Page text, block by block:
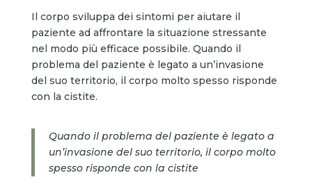
Il corpo sviluppa dei sintomi per aiutare il
paziente ad affrontare la situazione stressante
nel modo più efficace possibile. Quando il
problema del paziente è legato a un’invasione
del suo territorio, il corpo molto spesso risponde
con la cistite.
Quando il problema del paziente è legato a
un’invasione del suo territorio, il corpo molto
spesso risponde con la cistite